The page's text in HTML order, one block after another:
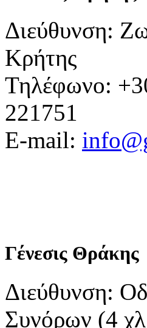
Διεύθυνση:
Κρήτης
Τηλέφωνο:
221751
E-mail:
Γένεσις Θράκης
Διεύθυνση:
Συνόρων (4